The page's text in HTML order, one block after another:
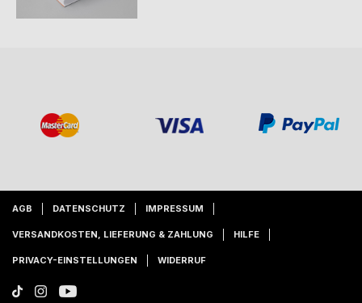
AGB DATENSCHUTZ IMPRESSUM
VERSANDKOSTEN, LIEFERUNG & ZAHLUNG HILFE
PRIVACY-EINSTELLUNGEN WIDERRUF